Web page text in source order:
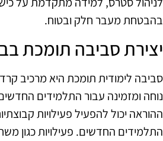
בהבטחת מעבר חלק ובטוח.
יצירת סביבה תומכת
סביבה לימודית תומכת היא מרכיב
נוחה ומזמינה עבור התלמידים
ההוראה יכול להפעיל פעילויות
התלמידים החדשים. פעילויות כגון